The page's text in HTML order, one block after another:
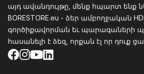
այդ ավանդույթը, մենք հպարտ ենք
BORESTORE.eu - ձեր ամբողջական
գործիքավորման եւ պարագաների
հասանելի է ձեզ, որքան էլ որ դուք
Facebook
Instagram
YouTube
LinkedIn